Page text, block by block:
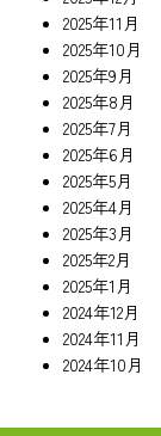
2025年11月
2025年10月
2025年9月
2025年8月
2025年7月
2025年6月
2025年5月
2025年4月
2025年3月
2025年2月
2025年1月
2024年12月
2024年11月
2024年10月